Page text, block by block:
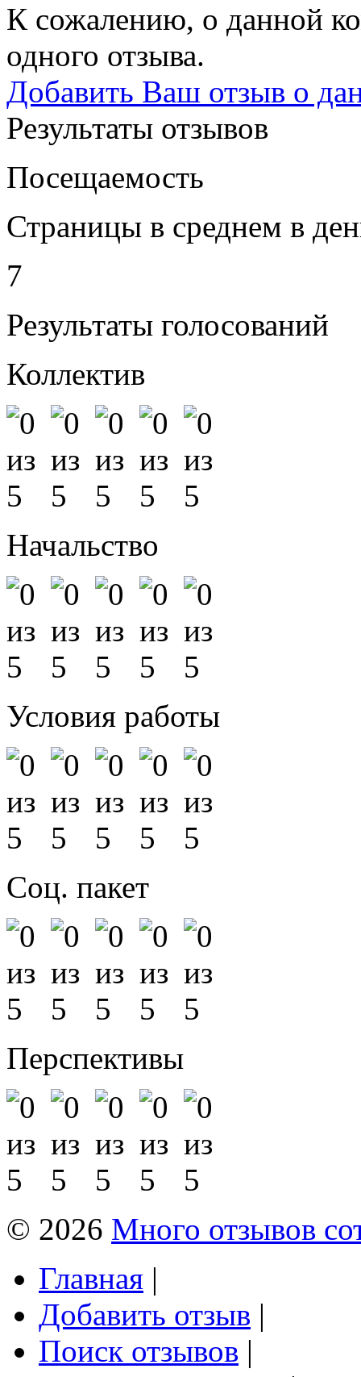
К сожалению, о данной
одного отзыва.
Добавить Ваш отзыв о
Результаты отзывов
Посещаемость
Страницы в среднем в
7
Результаты голосований
Коллектив
Начальство
Условия работы
Соц. пакет
Перспективы
© 2026 Много отзывов
Главная |
Добавить отзыв |
Поиск отзывов |